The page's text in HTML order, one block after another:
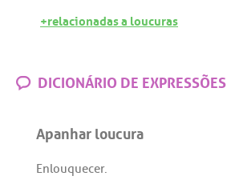
+relacionadas a loucuras
DICIONÁRIO DE EXPRESSÕES
Apanhar loucura
Enlouquecer.